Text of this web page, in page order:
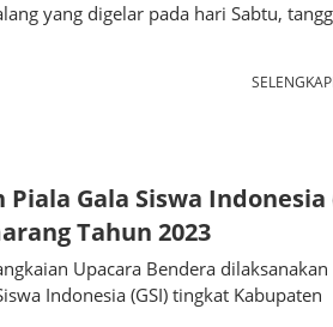
yang digelar pada hari Sabtu,
Gala Siswa Indonesia
Tahun 2023
Upacara Bendera dilaksanakan
Indonesia (GSI) tingkat Kabupaten